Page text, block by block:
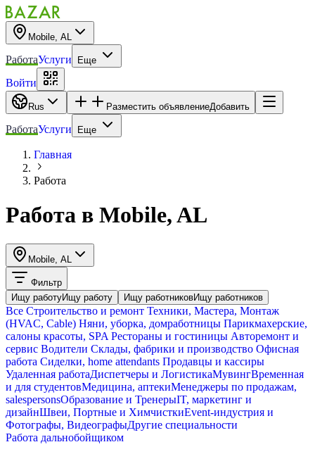
Mobile, AL
РаботаУслуги Еще
Войти
Rus Разместить объявлениеДобавить
РаботаУслуги Еще
Главная
Работа
Работа в Mobile, AL
Mobile, AL
Фильтр
Ищу работуИщу работу Ищу работниковИщу работников
Все Строительство и ремонт Техники, Мастера, Монтаж
(HVAC, Cable) Няни, уборка, домработницы Парикмахерские,
салоны красоты, SPA Рестораны и гостиницы Авторемонт и
cервис Водители Склады, фабрики и производство Офисная
работа Сиделки, home attendants Продавцы и кассиры
Удаленная работаДиспетчеры и ЛогистикаМувингВременная
и для студентовМедицина, аптекиМенеджеры по продажам,
salespersonsОбразование и ТренерыIT, маркетинг и
дизайнШвеи, Портные и ХимчисткиEvent-индустрия и
Фотографы, ВидеографыДругие специальности
Работа дальнобойщиком